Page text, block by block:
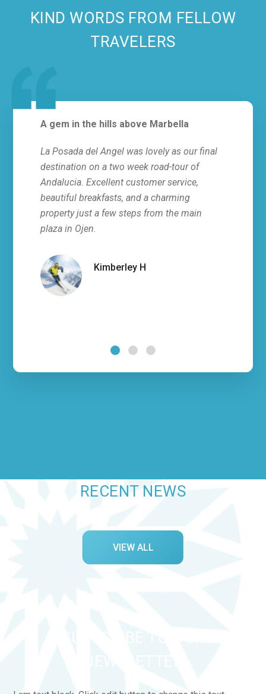
KIND WORDS FROM FELLOW
TRAVELERS
A gem in the hills above Marbella
La Posada del Angel was lovely as our final
destination on a two week road-tour of
Andalucia. Excellent customer service,
beautiful breakfasts, and a charming
property just a few steps from the main
plaza in Ojen.
Kimberley H
RECENT NEWS
VIEW ALL